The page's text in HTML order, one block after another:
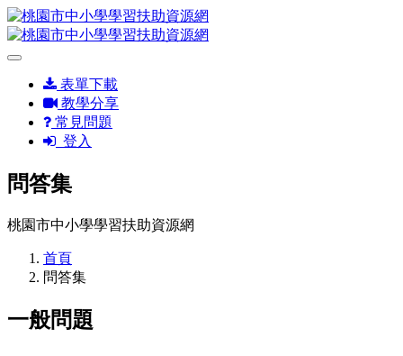
表單下載
教學分享
常見問題
登入
問答集
桃園市中小學學習扶助資源網
首頁
問答集
一般問題